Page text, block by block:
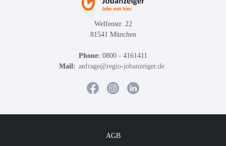
Welfenstr. 22
81541 München
Phone: 0800 - 4161411
Mail: anfrage@regio-jobanzeiger.de
AGB